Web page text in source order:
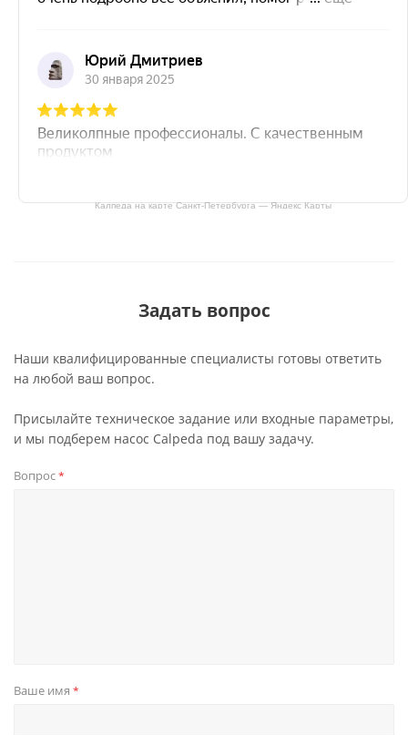
Калпеда на карте Санкт‑Петербурга — Яндекс Карты
Задать вопрос
Наши квалифицированные специалисты готовы ответить
на любой ваш вопрос.
Присылайте техническое задание или входные параметры,
и мы подберем насос Calpeda под вашу задачу.
Вопрос*
Ваше имя *